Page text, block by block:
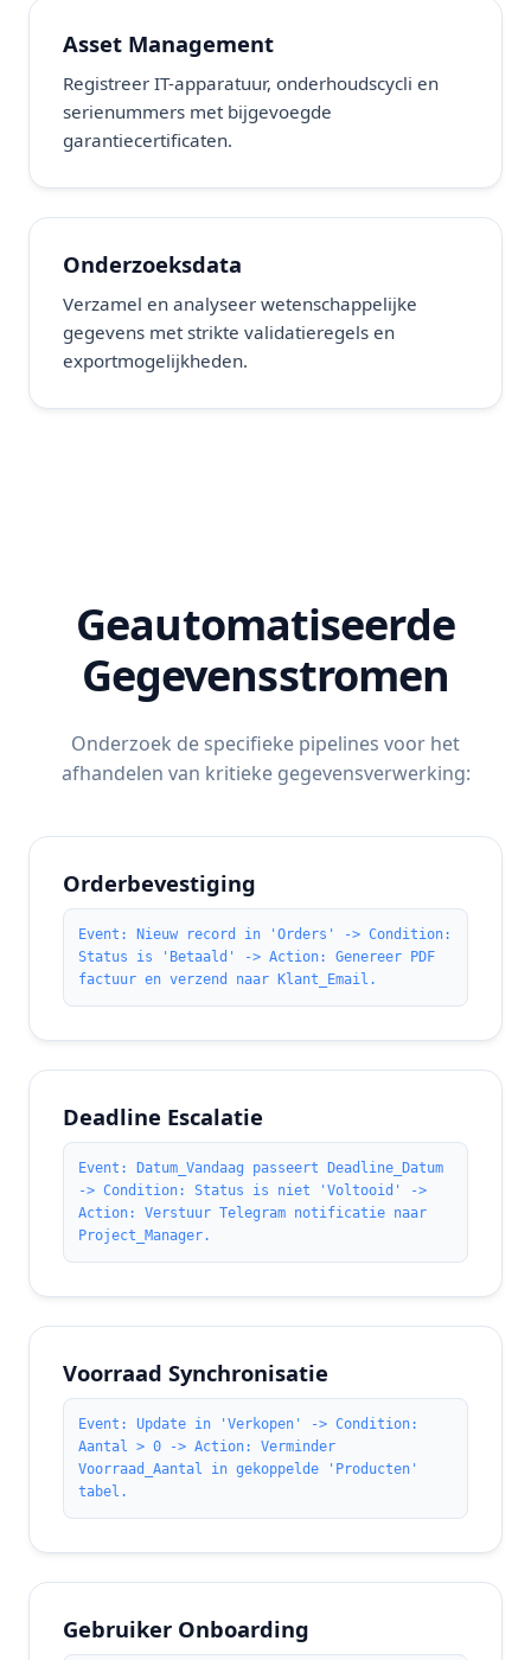
Asset Management
Registreer IT-apparatuur, onderhoudscycli en
serienummers met bijgevoegde
garantiecertificaten.
Onderzoeksdata
Verzamel en analyseer wetenschappelijke
gegevens met strikte validatieregels en
exportmogelijkheden.
Geautomatiseerde
Gegevensstromen
Onderzoek de specifieke pipelines voor het
afhandelen van kritieke gegevensverwerking:
Orderbevestiging
Event: Nieuw record in 'Orders' -> Condition:
Status is 'Betaald' -> Action: Genereer PDF
factuur en verzend naar Klant_Email.
Deadline Escalatie
Event: Datum_Vandaag passeert Deadline_Datum
-> Condition: Status is niet 'Voltooid' ->
Action: Verstuur Telegram notificatie naar
Project_Manager.
Voorraad Synchronisatie
Event: Update in 'Verkopen' -> Condition:
Aantal > 0 -> Action: Verminder
Voorraad_Aantal in gekoppelde 'Producten'
tabel.
Gebruiker Onboarding